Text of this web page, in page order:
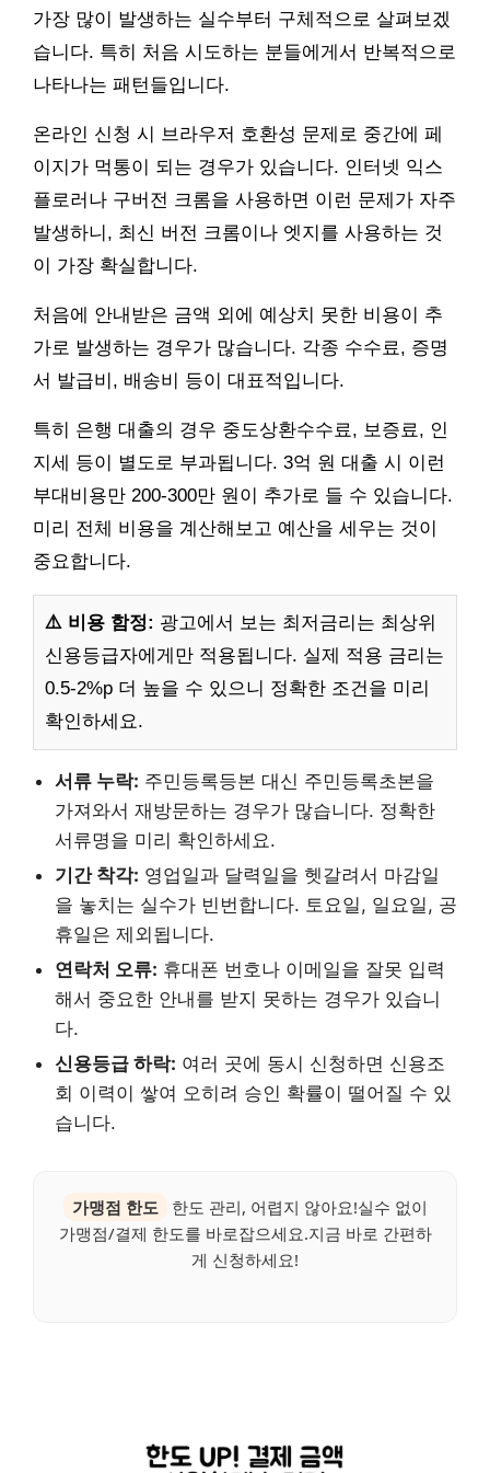
가장 많이 발생하는 실수부터 구체적으로 살펴보겠
습니다. 특히 처음 시도하는 분들에게서 반복적으로
나타나는 패턴들입니다.
온라인 신청 시 브라우저 호환성 문제로 중간에 페
이지가 먹통이 되는 경우가 있습니다. 인터넷 익스
플로러나 구버전 크롬을 사용하면 이런 문제가 자주
발생하니, 최신 버전 크롬이나 엣지를 사용하는 것
이 가장 확실합니다.
처음에 안내받은 금액 외에 예상치 못한 비용이 추
가로 발생하는 경우가 많습니다. 각종 수수료, 증명
서 발급비, 배송비 등이 대표적입니다.
특히 은행 대출의 경우 중도상환수수료, 보증료, 인
지세 등이 별도로 부과됩니다. 3억 원 대출 시 이런
부대비용만 200-300만 원이 추가로 들 수 있습니다.
미리 전체 비용을 계산해보고 예산을 세우는 것이
중요합니다.
⚠️ 비용 함정: 광고에서 보는 최저금리는 최상위
신용등급자에게만 적용됩니다. 실제 적용 금리는
0.5-2%p 더 높을 수 있으니 정확한 조건을 미리
확인하세요.
서류 누락: 주민등록등본 대신 주민등록초본을
가져와서 재방문하는 경우가 많습니다. 정확한
서류명을 미리 확인하세요.
기간 착각: 영업일과 달력일을 헷갈려서 마감일
을 놓치는 실수가 빈번합니다. 토요일, 일요일, 공
휴일은 제외됩니다.
연락처 오류: 휴대폰 번호나 이메일을 잘못 입력
해서 중요한 안내를 받지 못하는 경우가 있습니
다.
신용등급 하락: 여러 곳에 동시 신청하면 신용조
회 이력이 쌓여 오히려 승인 확률이 떨어질 수 있
습니다.
가맹점 한도
한도 관리, 어렵지 않아요!실수 없이
가맹점/결제 한도를 바로잡으세요.지금 바로 간편하
게 신청하세요!